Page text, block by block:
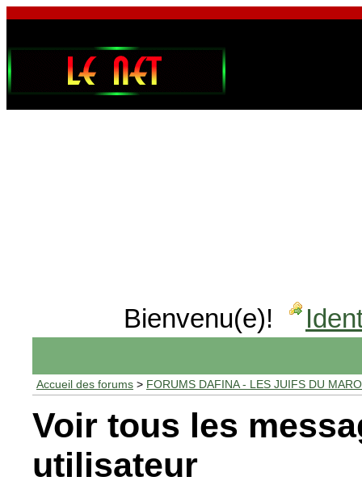
Bienvenu(e)!
Accueil des forums > FORUMS DAFINA - LES JUIFS DU
Voir tous les
utilisateur